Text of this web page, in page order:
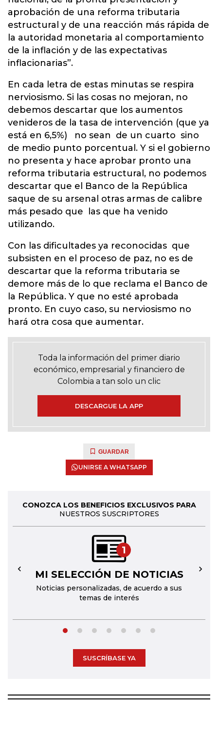
aprobación de una reforma tributaria
estructural y de una reacción más rápida de
la autoridad monetaria al comportamiento
de la inflación y de las expectativas
inflacionarias”.
En cada letra de estas minutas se respira
nerviosismo. Si las cosas no mejoran, no
debemos descartar que los aumentos
venideros de la tasa de intervención (que ya
está en 6,5%) no sean de un cuarto sino
de medio punto porcentual. Y si el gobierno
no presenta y hace aprobar pronto una
reforma tributaria estructural, no podemos
descartar que el Banco de la República
saque de su arsenal otras armas de calibre
más pesado que las que ha venido
utilizando.
Con las dificultades ya reconocidas que
subsisten en el proceso de paz, no es de
descartar que la reforma tributaria se
demore más de lo que reclama el Banco de
la República. Y que no esté aprobada
pronto. En cuyo caso, su nerviosismo no
hará otra cosa que aumentar.
Toda la información del primer diario
económico, empresarial y financiero de
Colombia a tan solo un clic
DESCARGUE LA APP
GUARDAR
UNIRSE A WHATSAPP
CONOZCA LOS BENEFICIOS EXCLUSIVOS PARA
NUESTROS SUSCRIPTORES
1
MI SELECCIÓN DE NOTICIAS
Noticias personalizadas, de acuerdo a sus
temas de interés
← →
SUSCRÍBASE YA